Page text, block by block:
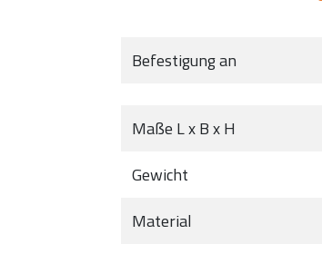
Befestigung an
Maße L x B x H
Gewicht
Material